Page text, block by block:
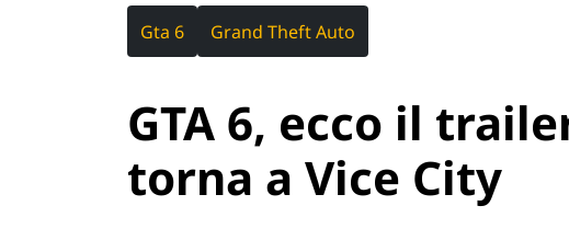
Gta 6 Grand Theft Auto
GTA 6, ecco il
torna a Vice City